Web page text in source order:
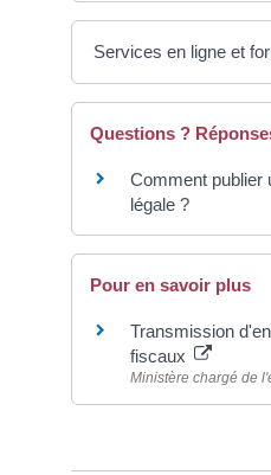
Services en ligne et
Questions ?
Comment publier
légale ?
Pour en savoir plus
Transmission
fiscaux
Ministère chargé de